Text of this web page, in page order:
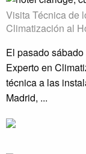
Visita Técnica de
Climatización al
El pasado
Experto en
técnica a las
Madrid, ...